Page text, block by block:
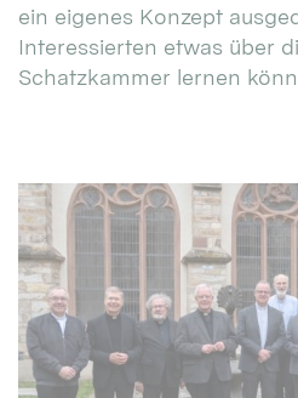
ein eigenes Konzept
Interessierten etwas über
Schatzkammer lernen